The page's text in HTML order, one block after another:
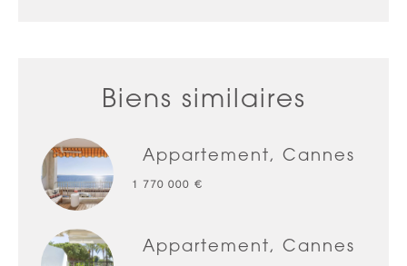
Biens similaires
Appartement, Cannes
1 770 000 €
Appartement, Cannes